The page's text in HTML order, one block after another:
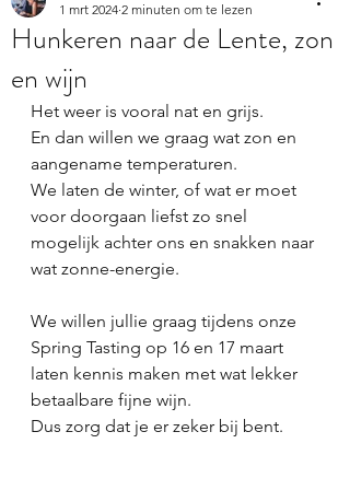
Hunkeren naar de Lente, zon
en wijn
1 mrt 2024 2 minuten om te lezen
Het weer is vooral nat en grijs.
En dan willen we graag wat zon en
aangename temperaturen.
We laten de winter, of wat er moet
voor doorgaan liefst zo snel
mogelijk achter ons en snakken naar
wat zonne-energie.
We willen jullie graag tijdens onze
Spring Tasting op 16 en 17 maart
laten kennis maken met wat lekker
betaalbare fijne wijn.
Dus zorg dat je er zeker bij bent.